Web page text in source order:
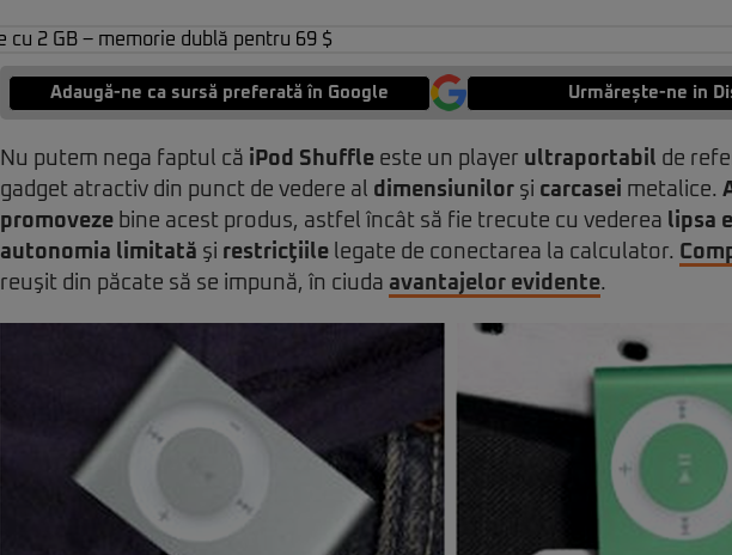
Adaugă-ne ca sursă preferată în Google Urmărește-ne in
Nu putem nega faptul că iPod Shuffle este un player ultraportabil de
gadget atractiv din punct de vedere al dimensiunilor şi carcasei metalice.
promoveze bine acest produs, astfel încât să fie trecute cu vederea lipsa
autonomia limitată şi restricţiile legate de conectarea la calculator.
reuşit din păcate să se impună, în ciuda avantajelor evidente.